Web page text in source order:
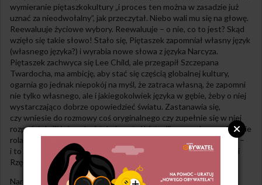
wymieranie piętaszkokultury „i proces ten można w zasadzie już
uznać za nieodwołalny”, jak przeczytał. Niebo wali mu się na głowę.
Reewaluuje życiowe wybory. Reewaluuje – o nie, co to jest? Skąd
wzięło się takie słowo! Stało się, Piętaszek zapomniał własny język
(własnego języka?) i wyrabia nowe słowa z języka Narcyza.
Piętaszek zachwyca się Lee Child, ale przegapił Szczepana
Twardocha, ma ambicję, aby stać się częścią globalnej kultury,
ogarnia go jednak niepokój na myśl, że zatraca własną, że zapomni
nie tylko własnego, ale i jakiegokolwiek języka w gębie, żeby o niej
wystarczająco dobrze opowiedzieć światu. Zastanawia się,
czy wniesie do rozmowy coś oryginalnego czy zupełnie się w niej
rozpuści. Jeśli już ma być tak, że w tej historiii przypada mu wiecznie
rola sługi, to Piętaszek wolałby być Rzędzianem niż Piętaszkiem –
i to nie tylko dlatego, że w następnej części każdej z tych historii
Rzędzian się bogaci, a Piętaszek ginie…
Narcyz prędzej pęknie niż wydusi z siebie „Rzędzian, sam tu”,